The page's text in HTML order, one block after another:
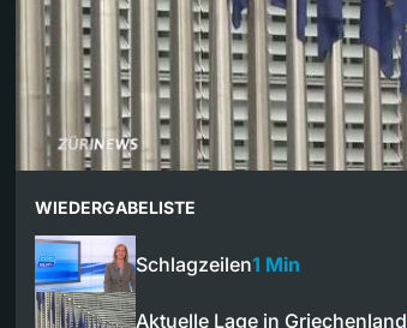
WIEDERGABELISTE
Schlagzeilen1 Min
Aktuelle Lage in Griechenland